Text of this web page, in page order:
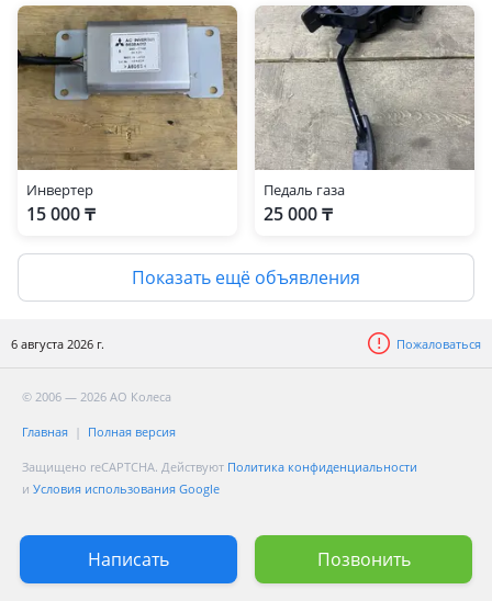
Инвертер
15 000 ₸
Педаль газа
25 000 ₸
Показать ещё объявления
6 августа 2026 г. Пожаловаться
Написать Позвонить
© 2006 — 2026 АО Колеса
Главная Полная версия
Защищено reCAPTCHA. Действуют Политика конфиденциальности
и Условия использования Google